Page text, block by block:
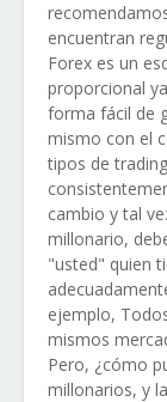
encuentran
Forex es un
proporcional
forma fácil de
mismo con el
tipos de
cambio y tal
millonario,
"usted" quien
ejemplo,
mismos
Pero, ¿cómo
millonarios, y